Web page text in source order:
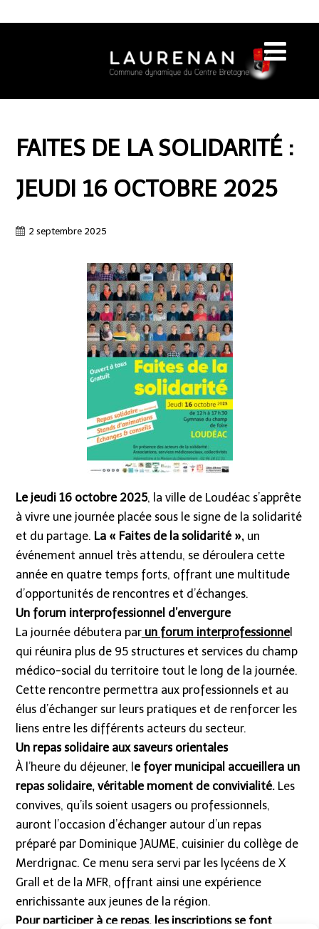
FAITES DE LA SOLIDARITÉ :
JEUDI 16 OCTOBRE 2025
2 septembre 2025
Le jeudi 16 octobre 2025, la ville de Loudéac s’apprête
à vivre une journée placée sous le signe de la solidarité
et du partage. La « Faites de la solidarité »,un
événement annuel très attendu, se déroulera cette
année en quatre temps forts, offrant une multitude
d’opportunités de rencontres et d’échanges.
Un forum interprofessionnel d’envergure
La journée débutera parun forum interprofessionnel
qui réunira plus de 95 structures et services du champ
médico-social du territoire tout le long de la journée.
Cette rencontre permettra aux professionnels et au
élus d’échanger sur leurs pratiques et de renforcer les
liens entre les différents acteurs du secteur.
Un repas solidaire aux saveurs orientales
À l’heure du déjeuner, l e foyer municipal accueillera un
repas solidaire, véritable moment de convivialité.Les
convives, qu’ils soient usagers ou professionnels,
auront l’occasion d’échanger autour d’un repas
préparé par Dominique JAUME, cuisinier du collège de
Merdrignac. Ce menu sera servi par les lycéens de X
Grall et de la MFR, offrant ainsi une expérience
enrichissante aux jeunes de la région.
Pour participer à ce repas, les inscriptions se font